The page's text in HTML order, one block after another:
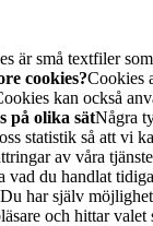
är små textfiler
cookies?Cookies
kan också
på olika sätNågra
statistik så att vi
av våra
vad du handlat
Du har själv
och hittar